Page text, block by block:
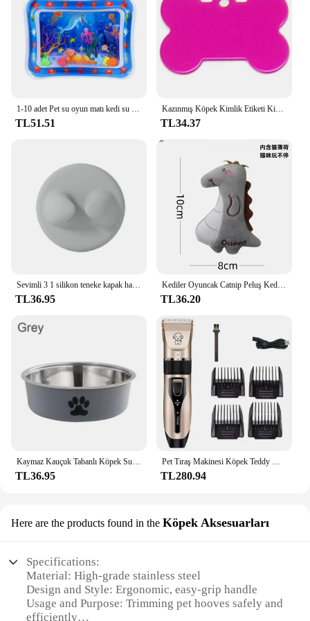
TL51.51
Kazınmış Köpek Kimlik Etiketi Kişiselleştirilmiş Pet Yaka Kolye Anti-Kayıp Pet Kimlik Etiketi Özelleştirilmiş Kedi Köpek Adı Telefon No. Etiketler Evcil Hayvan Malzemeleri
TL34.37
Sevimli 3 1 silikon teneke kapak halkası taze tutmak silikon gıda teneke kapak gıda depolama kullanımlık Pet Can kapakları
TL36.95
Kediler Oyuncak Catnip Peluş Kedi Oyuncakları Yavru Diş Taşlama Başparmak Yastık Çiğneme Oyuncağı Pençeleri Başparmak Isırığı Evcil Hayvan Aksesuarları
TL36.20
Kaymaz Kauçuk Tabanlı Köpek Su Kasesi ve Küçük Kediler Ve Köpekler İçme Suyu Besleme hayvan mama kabı Paslanmaz Çelik Evcil Hayvan Mama Kasesi
TL36.95
Pet Tıraş Makinesi Köpek Teddy Kedi Tıraş Köpek Saç Düzeltici Clipper Şarj Edilebilir Elektrikli Hayvan Malzemeleri saç kesme makinesi bakım
TL280.94
Here are the products found in the Köpek Aksesuarları
Specifications:
Material: High-grade stainless steel
Design and Style: Ergonomic, easy-grip handle
Usage and Purpose: Trimming pet hooves safely and
efficiently